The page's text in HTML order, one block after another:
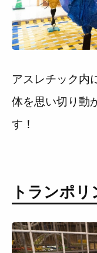
アスレチック内
体を思い切り動
す！
トランポリ